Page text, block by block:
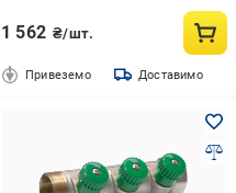
1 562 ₴/шт.
Привеземо Доставимо